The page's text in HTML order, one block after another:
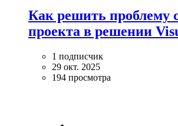
Как решить проблему
проекта в решении
1 подписчик
29 окт. 2025
194 просмотра